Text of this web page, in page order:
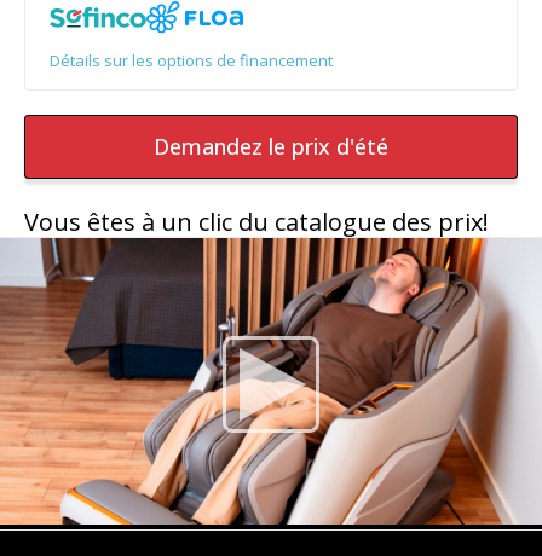
Détails sur les options de financement
Demandez le prix d'été
Vous êtes à un clic du catalogue des prix!